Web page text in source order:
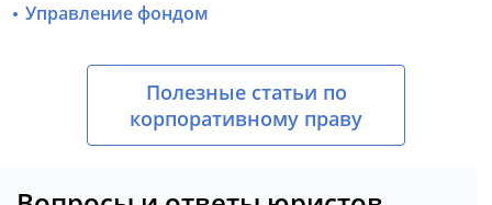
Управление фондом
Полезные статьи по
корпоративному праву